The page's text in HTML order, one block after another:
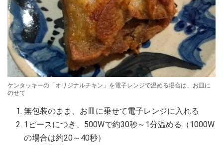
ケンタッキーの「オリジナルチキン」を電子レンジで温める場合は、お皿に
のせて
無包装のまま、お皿に乗せて電子レンジに入れる
1ピースにつき、500Wで約30秒～1分温める（1000W
の場合は約20～40秒）